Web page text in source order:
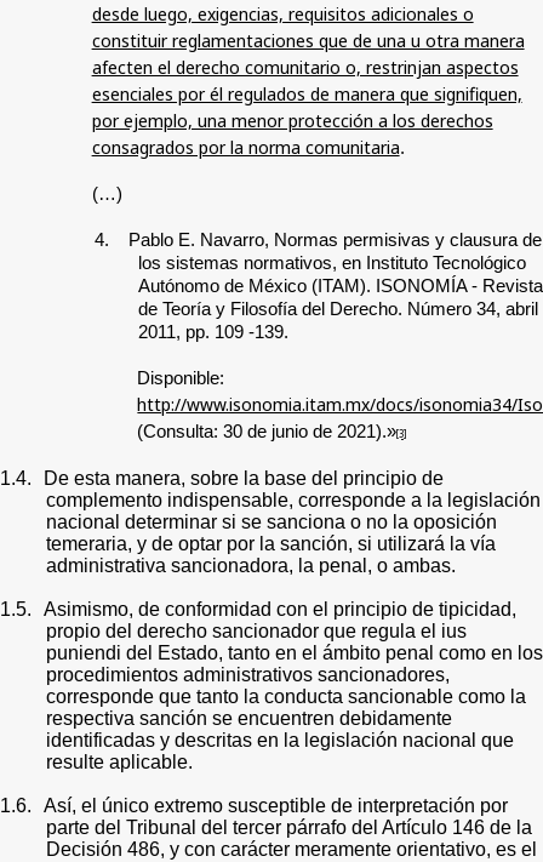
desde luego, exigencias, requisitos adicionales o
constituir reglamentaciones que de una u otra manera
afecten el derecho comunitario o, restrinjan aspectos
esenciales por él regulados de manera que signifiquen,
por ejemplo, una menor protección a los derechos
consagrados por la norma comunitaria.
(…)
4.
Pablo E. Navarro, Normas permisivas y clausura de
los sistemas normativos, en Instituto Tecnológico
Autónomo de México (ITAM). ISONOMÍA - Revista
de Teoría y Filosofía del Derecho. Número 34, abril
2011, pp. 109 -139.
Disponible:
http://www.isonomia.itam.mx/docs/isonomia34/
(Consulta: 30 de junio de 2021).»[3]
1.4.
De esta manera, sobre la base del principio de
complemento indispensable, corresponde a la legislación
nacional determinar si se sanciona o no la oposición
temeraria, y de optar por la sanción, si utilizará la vía
administrativa sancionadora, la penal, o ambas.
1.5.
Asimismo, de conformidad con el principio de tipicidad,
propio del derecho sancionador que regula el ius
puniendi del Estado, tanto en el ámbito penal como en los
procedimientos administrativos sancionadores,
corresponde que tanto la conducta sancionable como la
respectiva sanción se encuentren debidamente
identificadas y descritas en la legislación nacional que
resulte aplicable.
1.6.
Así, el único extremo susceptible de interpretación por
parte del Tribunal del tercer párrafo del Artículo 146 de la
Decisión 486, y con carácter meramente orientativo, es el